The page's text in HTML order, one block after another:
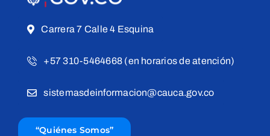
Carrera 7 Calle 4 Esquina
+57 310-5464668 (en horarios de atención)
sistemasdeinformacion@cauca.gov.co
“Quiénes Somos”